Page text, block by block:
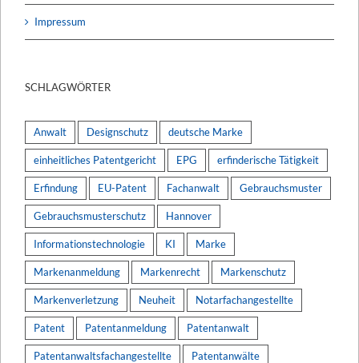
Impressum
SCHLAGWÖRTER
Anwalt Designschutz deutsche Marke
einheitliches Patentgericht EPG erfinderische Tätigkeit
Erfindung EU-Patent Fachanwalt Gebrauchsmuster
Gebrauchsmusterschutz Hannover
Informationstechnologie KI Marke
Markenanmeldung Markenrecht Markenschutz
Markenverletzung Neuheit Notarfachangestellte
Patent Patentanmeldung Patentanwalt
Patentanwaltsfachangestellte Patentanwälte